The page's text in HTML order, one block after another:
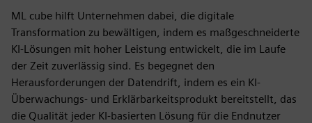
ML cube hilft Unternehmen dabei, die digitale
Transformation zu bewältigen, indem es maßgeschneiderte
KI-Lösungen mit hoher Leistung entwickelt, die im Laufe
der Zeit zuverlässig sind. Es begegnet den
Herausforderungen der Datendrift, indem es ein KI-
Überwachungs- und Erklärbarkeitsprodukt bereitstellt, das
die Qualität jeder KI-basierten Lösung für die Endnutzer